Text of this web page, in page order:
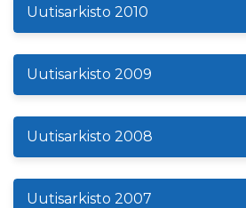
Uutisarkisto 2010
Uutisarkisto 2009
Uutisarkisto 2008
Uutisarkisto 2007